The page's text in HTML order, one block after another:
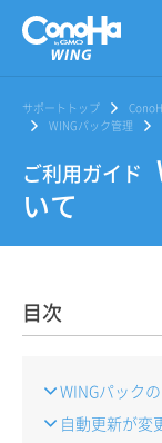
サポートトップ
WINGパック管理
ご利用ガイド
いて
目次
WINGパック
自動更新が変